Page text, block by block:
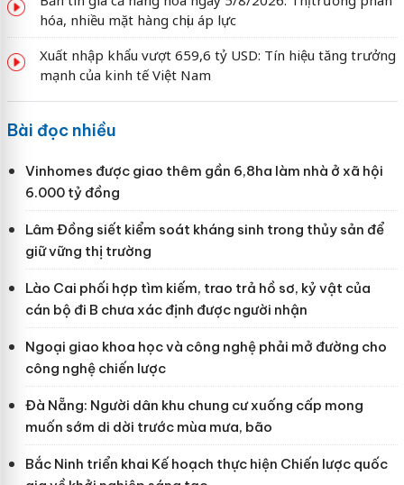
hóa, nhiều mặt hàng chịu áp lực
Xuất nhập khẩu vượt 659,6 tỷ USD: Tín hiệu tăng trưởng
mạnh của kinh tế Việt Nam
Bài đọc nhiều
Vinhomes được giao thêm gần 6,8ha làm nhà ở xã hội
6.000 tỷ đồng
Lâm Đồng siết kiểm soát kháng sinh trong thủy sản để
giữ vững thị trường
Lào Cai phối hợp tìm kiếm, trao trả hồ sơ, kỷ vật của
cán bộ đi B chưa xác định được người nhận
Ngoại giao khoa học và công nghệ phải mở đường cho
công nghệ chiến lược
Đà Nẵng: Người dân khu chung cư xuống cấp mong
muốn sớm di dời trước mùa mưa, bão
Bắc Ninh triển khai Kế hoạch thực hiện Chiến lược quốc